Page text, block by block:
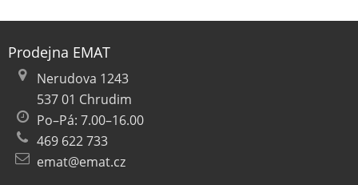
Prodejna EMAT
Nerudova 1243
537 01 Chrudim
Po–Pá: 7.00–16.00
469 622 733
emat@emat.cz